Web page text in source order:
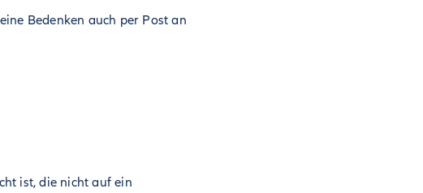
Bedenken auch per Post an
ist, die nicht auf ein